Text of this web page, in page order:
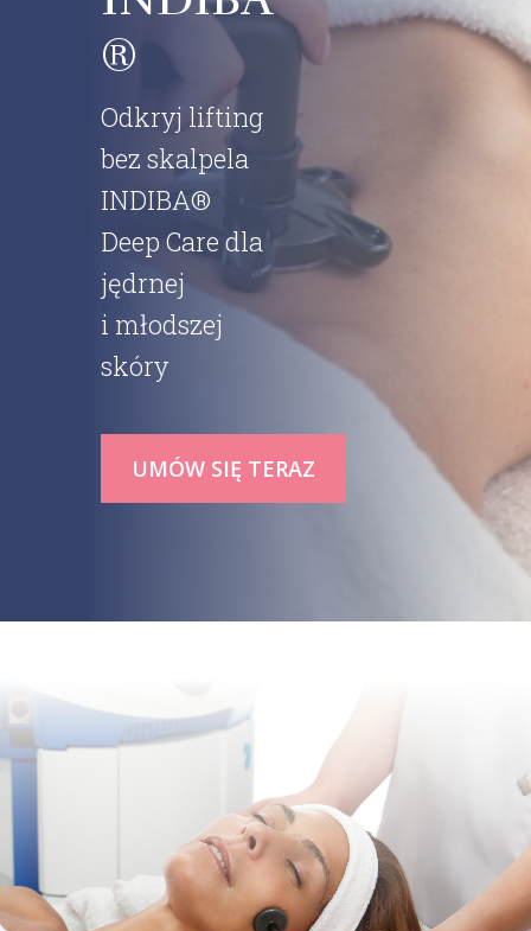
®
Odkryj lifting
bez skalpela
INDIBA®
Deep Care dla
jędrnej
i młodszej
skóry
UMÓW SIĘ TERAZ